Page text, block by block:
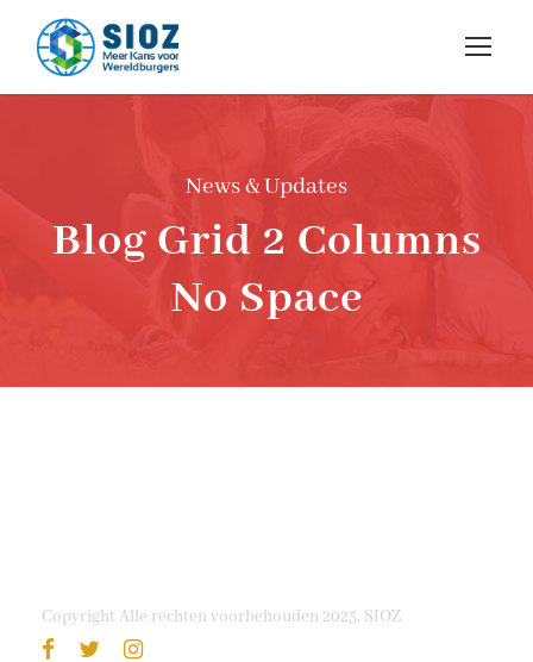
News & Updates
Blog Grid 2 Columns
No Space
Copyright Alle rechten voorbehouden 2025, SIOZ